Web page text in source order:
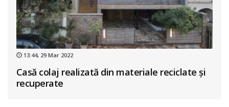
13:44, 29 Mar 2022
Casă colaj realizată din materiale reciclate și
recuperate